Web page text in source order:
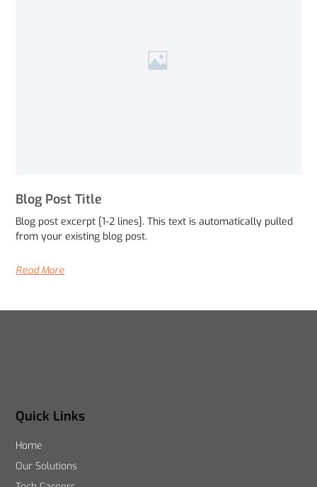
Blog Post Title
Blog post excerpt [1-2 lines]. This text is automatically pulled
from your existing blog post.
Read More
Quick Links
Home
Our Solutions